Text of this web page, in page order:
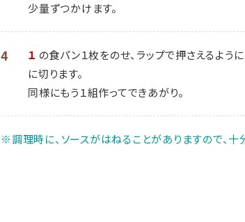
少量ずつかけます。
4 １ の食パン１枚をのせ、ラップで押さえるよう
に切ります。
同様にもう１組作ってできあがり。
※調理時に、ソースがはねることがありますので、十